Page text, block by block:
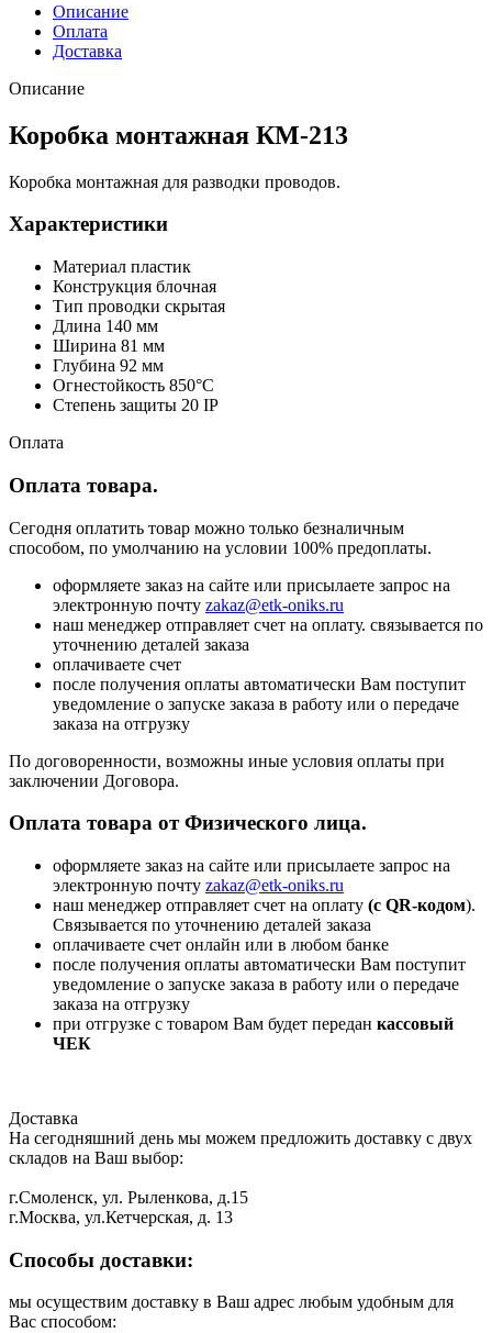
Описание
Оплата
Доставка
Описание
Коробка монтажная КМ-213
Коробка монтажная для разводки проводов.
Характеристики
Материал пластик
Конструкция блочная
Тип проводки скрытая
Длина 140 мм
Ширина 81 мм
Глубина 92 мм
Огнестойкость 850°C
Степень защиты 20 IP
Оплата
Оплата товара.
Сегодня оплатить товар можно только безналичным
способом, по умолчанию на условии 100% предоплаты.
оформляете заказ на сайте или присылаете запрос на
электронную почту zakaz@etk-oniks.ru
наш менеджер отправляет счет на оплату. связывается по
уточнению деталей заказа
оплачиваете счет
после получения оплаты автоматически Вам поступит
уведомление о запуске заказа в работу или о передаче
заказа на отгрузку
По договоренности, возможны иные условия оплаты при
заключении Договора.
Оплата товара от Физического лица.
оформляете заказ на сайте или присылаете запрос на
электронную почту zakaz@etk-oniks.ru
наш менеджер отправляет счет на оплату (с QR-кодом).
Связывается по уточнению деталей заказа
оплачиваете счет онлайн или в любом банке
после получения оплаты автоматически Вам поступит
уведомление о запуске заказа в работу или о передаче
заказа на отгрузку
при отгрузке с товаром Вам будет передан кассовый
ЧЕК
Доставка
На сегодняшний день мы можем предложить доставку с двух
складов на Ваш выбор:
г.Смоленск, ул. Рыленкова, д.15
г.Москва, ул.Кетчерская, д. 13
Способы доставки:
мы осуществим доставку в Ваш адрес любым удобным для
Вас способом: